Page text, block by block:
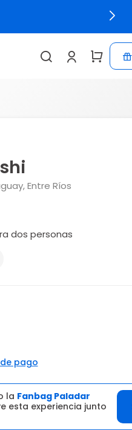
Entre Ríos
dos personas
pago
la Fanbag Paladar
esta experiencia junto